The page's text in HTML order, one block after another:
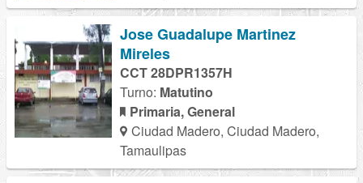
Jose Guadalupe Martinez
Mireles
CCT 28DPR1357H
Turno: Matutino
Primaria, General
Ciudad Madero, Ciudad Madero,
Tamaulipas